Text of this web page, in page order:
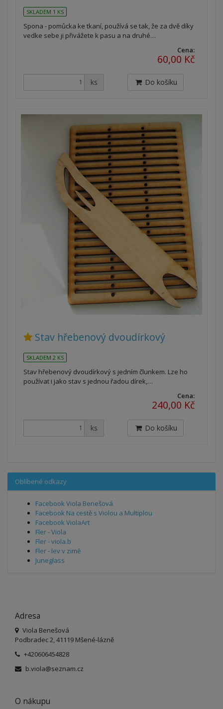
SKLADEM 1 KS
Spona - pomůcka ke tkaní, používá se tak, že za dvě díky
vedke sebe ji přivážete k pasu a na druhé…
Cena:
60,00 Kč
ks Do košíku
Stav hřebenový dvoudírkový
SKLADEM 2 KS
Stav hřebenový dvoudírkový s jedním člunkem. Lze ho
používat i jako stav s jednou řadou dírek,…
Cena:
240,00 Kč
ks Do košíku
Oblíbené odkazy
Facebook Viola Benešová
Facebook Na cestě s Violou a Multiplou
Facebook ViolaArt
Fler - Viola
Fler - viola.b
Fler - lev v zimě
Juneglass
Adresa
Viola Benešová
Podbradec 2, 41119 Mšené-lázně
+420606454828
b.viola@seznam.cz
O nákupu